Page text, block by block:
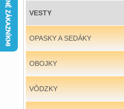
VESTY
OPASKY A SEDÁKY
OBOJKY
VÔDZKY